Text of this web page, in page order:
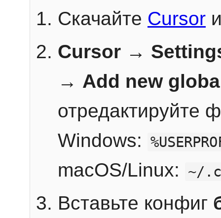
Скачайте Cursor
Cursor →
→ Add new
отредактируйте
Windows:
macOS/Linux: ~/
Вставьте конфиг